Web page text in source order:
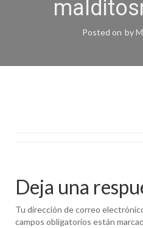
Posted on by
Deja una
Tu dirección de correo
campos obligatorios están